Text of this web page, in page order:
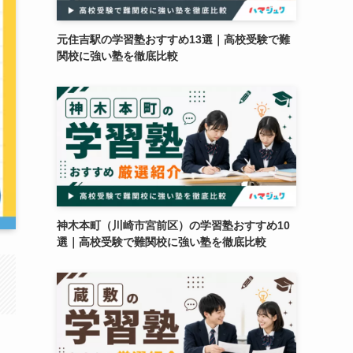
元住吉駅の学習塾おすすめ13選｜高校受験で難
関校に強い塾を徹底比較
神木本町（川崎市宮前区）の学習塾おすすめ10
選｜高校受験で難関校に強い塾を徹底比較